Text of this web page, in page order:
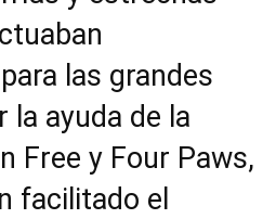
las grandes
la ayuda de la
Free y Four Paws,
facilitado el